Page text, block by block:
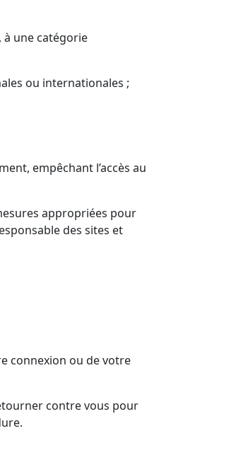
à une catégorie
ou internationales ;
empêchant l’accès au
appropriées pour
des sites et
connexion ou de votre
contre vous pour